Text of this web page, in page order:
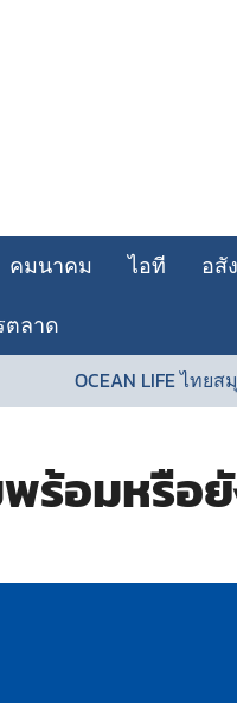
คมนาคม ไอที อสั
ตลาด
LIFE ไทยสมุทรประ
ร้อมหรือ